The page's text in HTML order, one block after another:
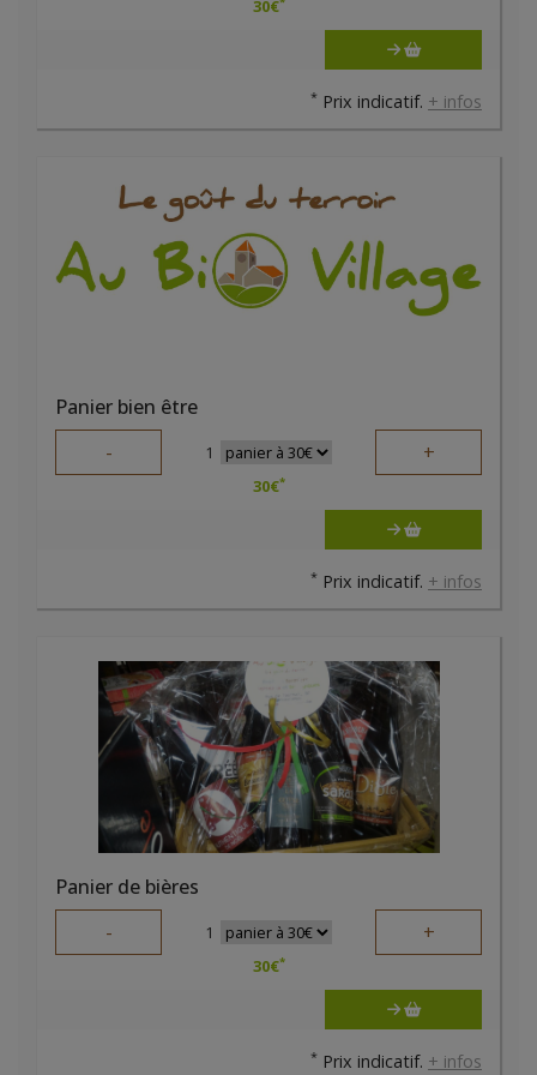
30€
* Prix indicatif. + infos
Panier bien être
-
1 +
30€*
* Prix indicatif. + infos
Panier de bières
-
1 +
30€*
* Prix indicatif. + infos